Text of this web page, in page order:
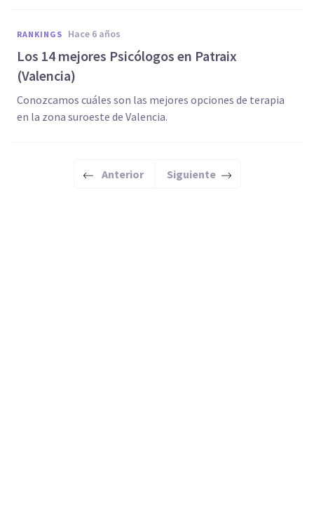
RANKINGS hace 6 años
Los 14 mejores Psicólogos en Patraix
(Valencia)
Conozcamos cuáles son las mejores opciones de terapia
en la zona suroeste de Valencia.
Anterior Siguiente